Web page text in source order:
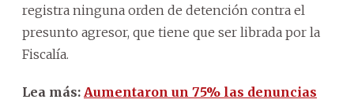
registra ninguna orden de detención contra el
presunto agresor, que tiene que ser librada por la
Fiscalía.
Lea más: Aumentaron un 75% las denuncias